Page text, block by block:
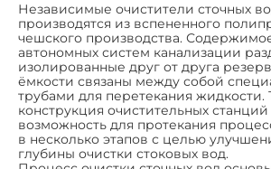
Независимые очистители сточных
производятся из вспененного
чешского производства.
автономных систем канализации
изолированные друг от друга
ёмкости связаны между собой
трубами для перетекания жидкости.
конструкция очистительных станций
возможность для протекания
в несколько этапов с целью
глубины очистки стоковых вод.